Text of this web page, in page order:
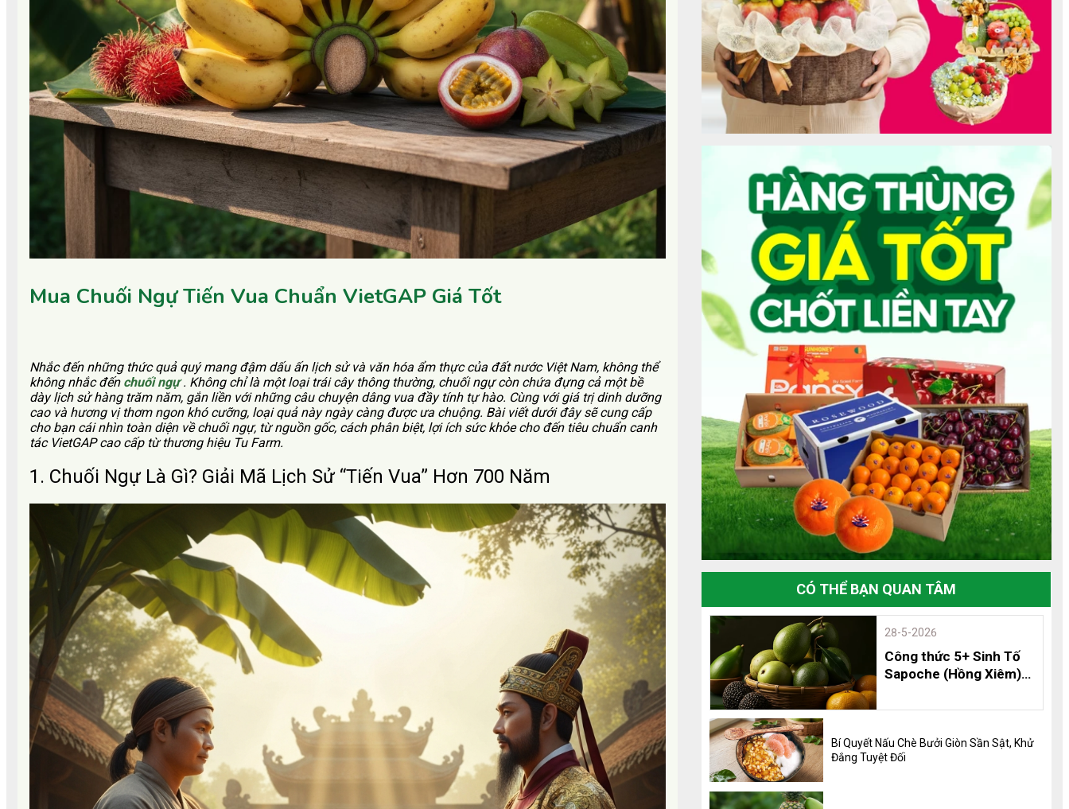
CÓ THỂ BẠN QUAN TÂM
28-5-2026
Công thức 5+ Sinh Tố
Sapoche (Hồng Xiêm)
và 8 Lợi Ích Không Thể
Bí Quyết Nấu Chè Bưởi Giòn Sần Sật, Khử
Đắng Tuyệt Đối
Nhắc đến những thức quả quý mang đậm dấu ấn lịch sử và văn hóa ẩm thực của đất nước Việt Nam, không thể
không nhắc đến chuối ngự. Không chỉ là một loại trái cây thông thường, chuối ngự còn chứa đựng cả một bề
dày lịch sử hàng trăm năm, gắn liền với những câu chuyện dâng vua đầy tính tự hào. Cùng với giá trị dinh dưỡng
cao và hương vị thơm ngon khó cưỡng, loại quả này ngày càng được ưa chuộng. Bài viết dưới đây sẽ cung cấp
cho bạn cái nhìn toàn diện về chuối ngự, từ nguồn gốc, cách phân biệt, lợi ích sức khỏe cho đến tiêu chuẩn canh
tác VietGAP cao cấp từ thương hiệu Tu Farm.
1. Chuối Ngự Là Gì? Giải Mã Lịch Sử “Tiến Vua” Hơn 700 Năm
Mua Chuối Ngự Tiến Vua Chuẩn VietGAP Giá Tốt